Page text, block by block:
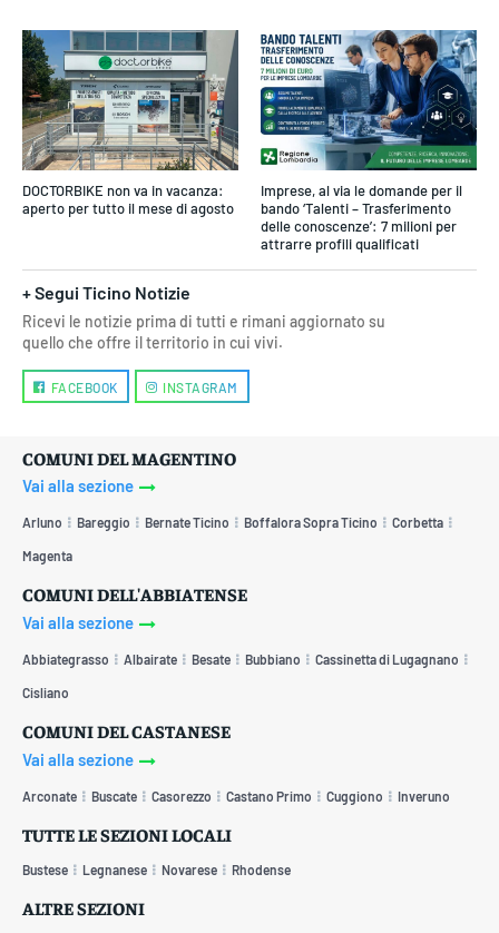
DOCTORBIKE non va in vacanza:
aperto per tutto il mese di agosto
Imprese, al via le domande per il
bando ‘Talenti – Trasferimento
delle conoscenze’: 7 milioni per
attrarre profili qualificati
+ Segui Ticino Notizie
Ricevi le notizie prima di tutti e rimani aggiornato su
quello che offre il territorio in cui vivi.
FACEBOOK INSTAGRAM
COMUNI DEL MAGENTINO
Vai alla sezione
Arluno Bareggio Bernate Ticino Boffalora Sopra Ticino Corbetta
Magenta
COMUNI DELL'ABBIATENSE
Vai alla sezione
Abbiategrasso Albairate Besate Bubbiano Cassinetta di Lugagnano
Cisliano
COMUNI DEL CASTANESE
Vai alla sezione
Arconate Buscate Casorezzo Castano Primo Cuggiono Inveruno
TUTTE LE SEZIONI LOCALI
Bustese Legnanese Novarese Rhodense
ALTRE SEZIONI